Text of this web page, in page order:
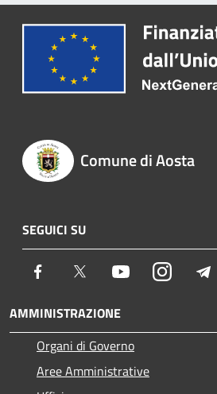
Comune di Aosta
SEGUICI SU
Facebook Twitter YoutubeInstagram
AMMINISTRAZIONE
Organi di Governo
Aree Amministrative